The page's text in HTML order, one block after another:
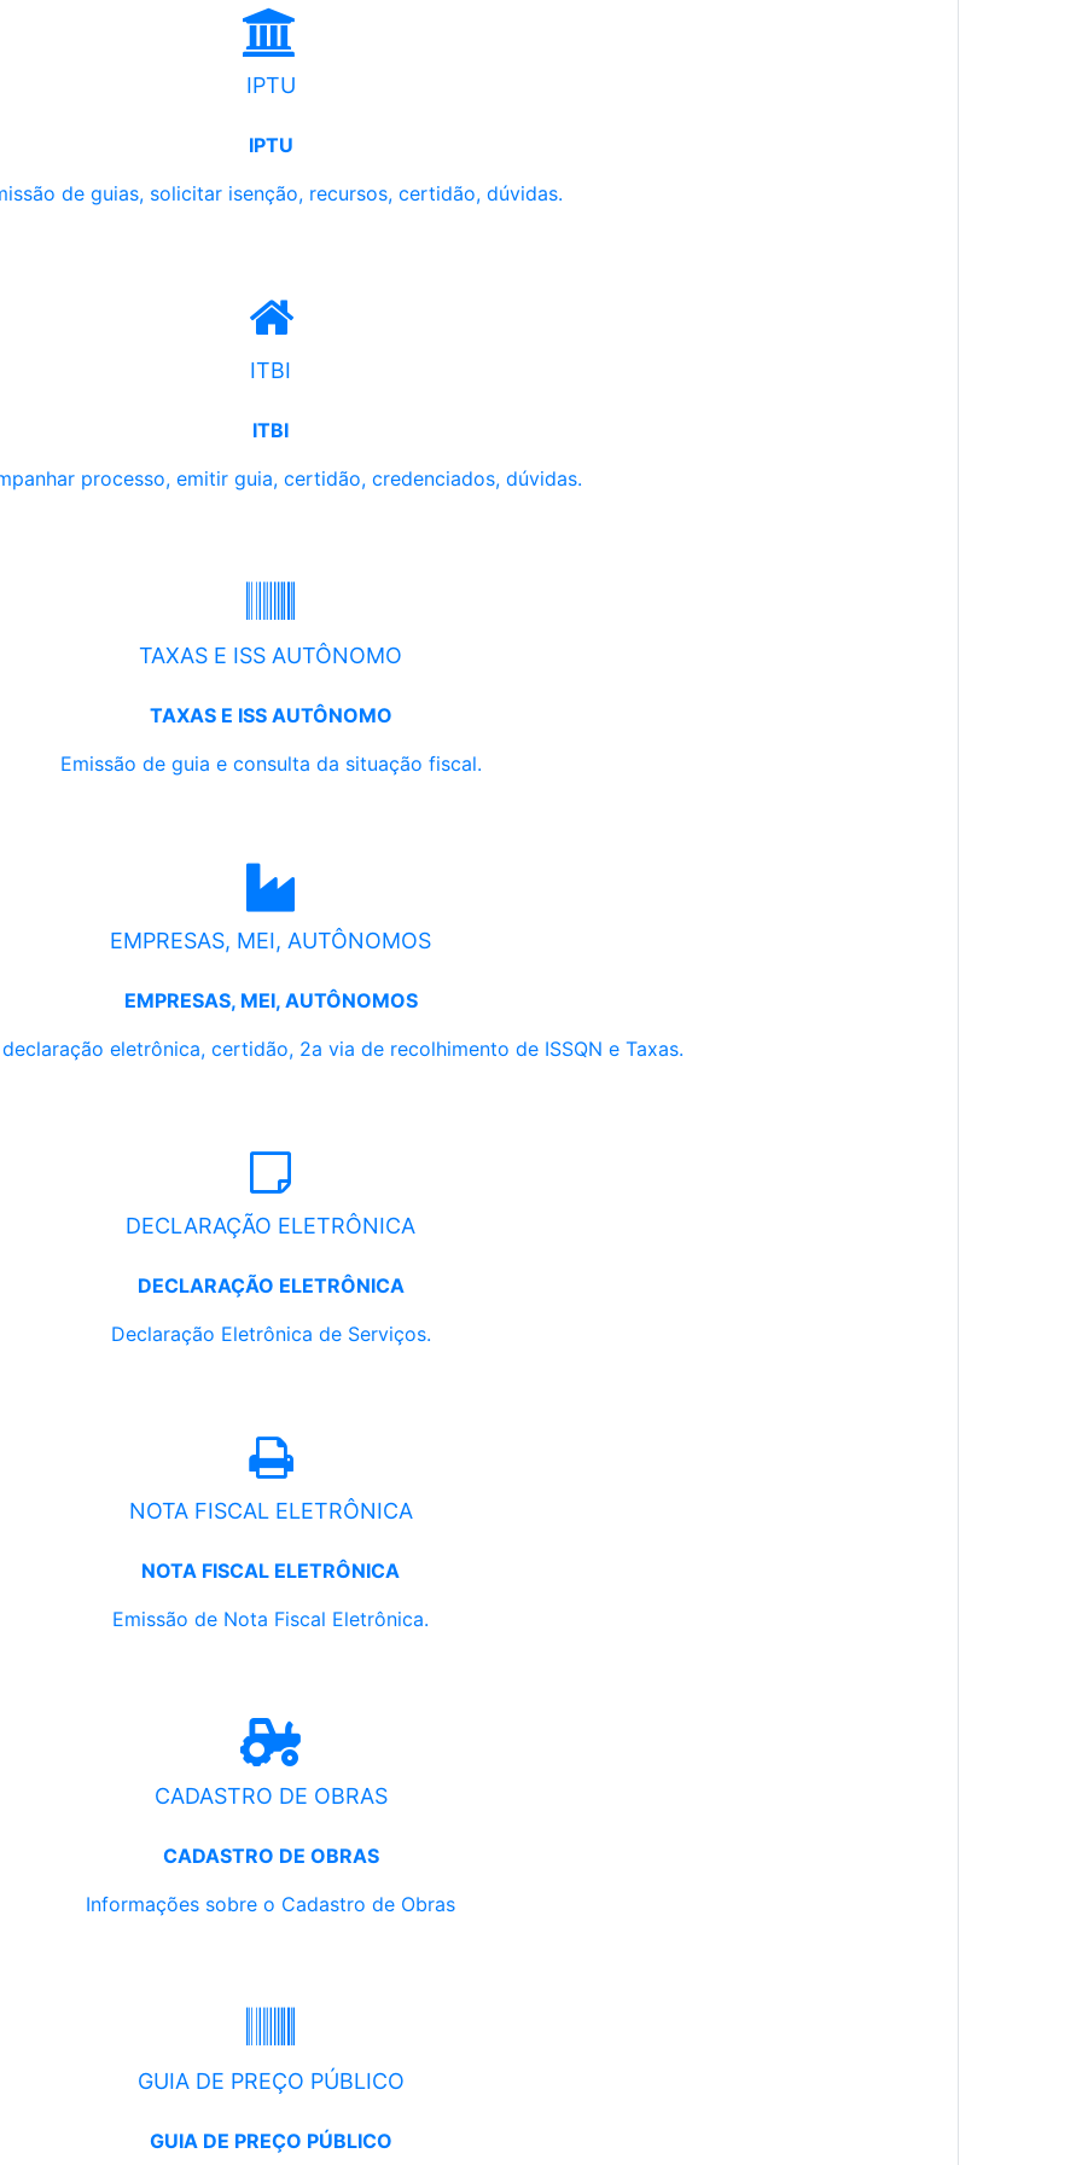
IPTU
IPTU
de guias, solicitar isenção, recursos, certidão, dúvidas.
ITBI
ITBI
processo, emitir guia, certidão, credenciados, dúvidas.
TAXAS E ISS AUTÔNOMO
TAXAS E ISS AUTÔNOMO
Emissão de guia e consulta da situação fiscal.
EMPRESAS, MEI, AUTÔNOMOS
EMPRESAS, MEI, AUTÔNOMOS
eletrônica, certidão, 2a via de recolhimento de ISSQN e Taxas.
DECLARAÇÃO ELETRÔNICA
DECLARAÇÃO ELETRÔNICA
Declaração Eletrônica de Serviços.
NOTA FISCAL ELETRÔNICA
NOTA FISCAL ELETRÔNICA
Emissão de Nota Fiscal Eletrônica.
CADASTRO DE OBRAS
CADASTRO DE OBRAS
Informações sobre o Cadastro de Obras
GUIA DE PREÇO PÚBLICO
GUIA DE PREÇO PÚBLICO